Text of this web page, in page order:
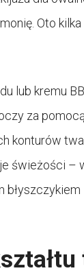
Oto
lub kremu
za
konturów
świeżości –